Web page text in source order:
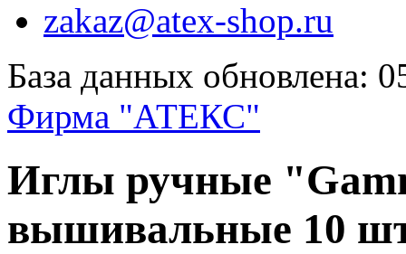
zakaz@atex-shop.ru
База данных обновлена:
Фирма "АТЕКС"
Иглы ручные
вышивальные 10